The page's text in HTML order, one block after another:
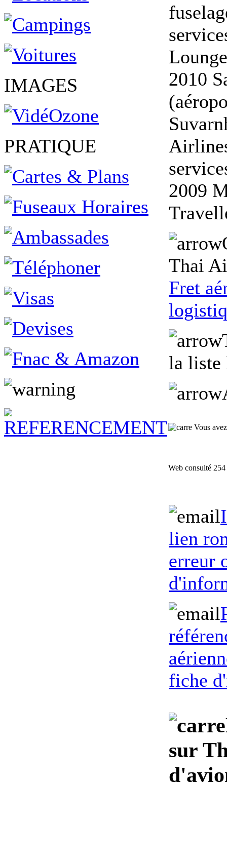
IMAGES
PRATIQUE
2010
2009
Thai
Fret
la
Vous
Web consulté
lien
erreur
fiche
sur